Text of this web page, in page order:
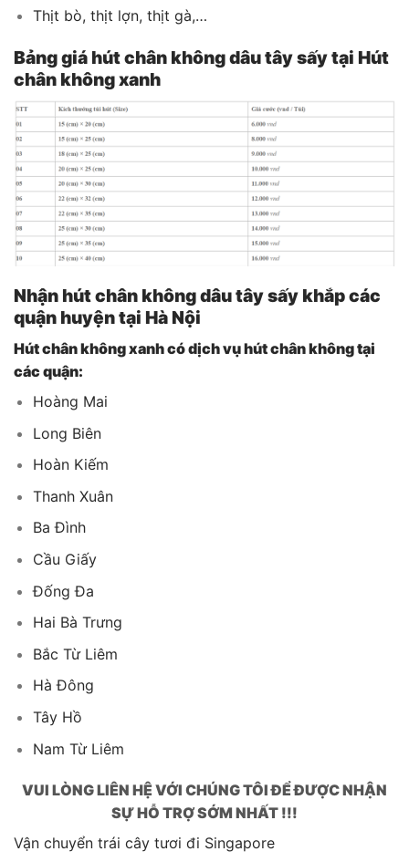
Thịt bò, thịt lợn, thịt gà,…
Bảng giá hút chân không dâu tây sấy tại Hút
chân không xanh
Nhận hút chân không dâu tây sấy khắp các
quận huyện tại Hà Nội
Hút chân không xanh có dịch vụ hút chân không tại
các quận:
Hoàng Mai
Long Biên
Hoàn Kiếm
Thanh Xuân
Ba Đình
Cầu Giấy
Đống Đa
Hai Bà Trưng
Bắc Từ Liêm
Hà Đông
Tây Hồ
Nam Từ Liêm
VUI LÒNG LIÊN HỆ VỚI CHÚNG TÔI ĐỂ ĐƯỢC NHẬN
SỰ HỖ TRỢ SỚM NHẤT !!!
Vận chuyển trái cây tươi đi Singapore